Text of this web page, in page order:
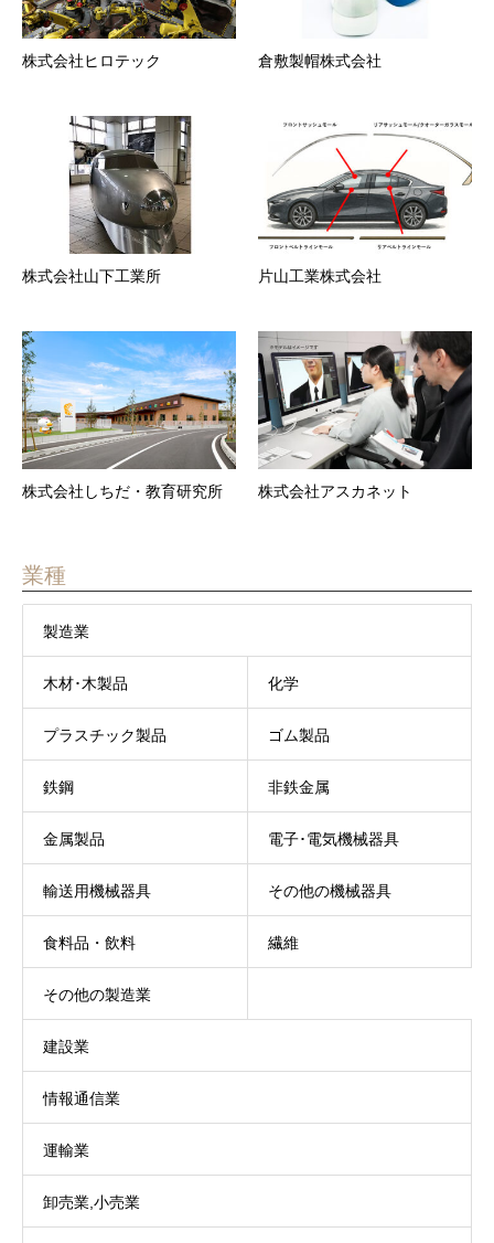
株式会社ヒロテック 倉敷製帽株式会社
株式会社山下工業所 片山工業株式会社
株式会社しちだ・教育研究所 株式会社アスカネット
業種
製造業
木材･木製品 化学
プラスチック製品 ゴム製品
鉄鋼 非鉄金属
金属製品 電子･電気機械器具
輸送用機械器具 その他の機械器具
食料品・飲料 繊維
その他の製造業
建設業
情報通信業
運輸業
卸売業,小売業